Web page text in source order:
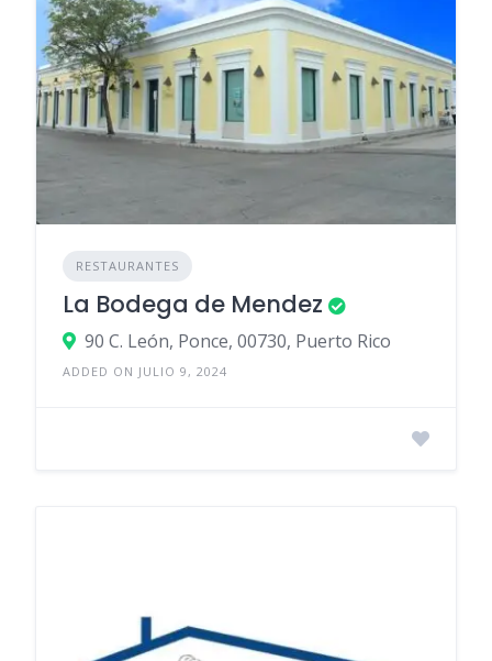
RESTAURANTES
La Bodega de Mendez
90 C. León, Ponce, 00730, Puerto Rico
ADDED ON JULIO 9, 2024